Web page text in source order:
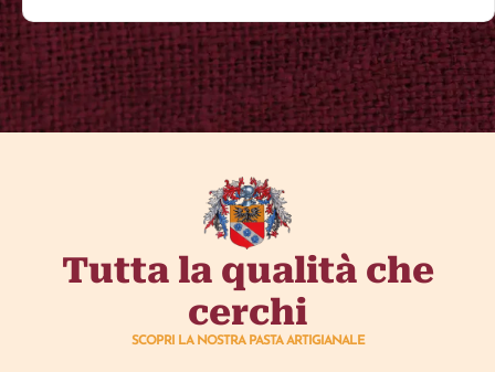
Tutta la qualità che
cerchi
SCOPRI LA NOSTRA PASTA ARTIGIANALE